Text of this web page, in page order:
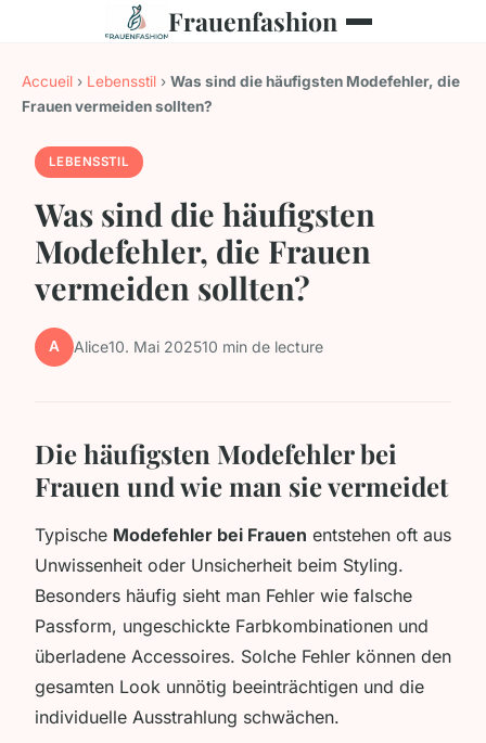
Frauenfashion
Accueil › Lebensstil › Was sind die häufigsten Modefehler, die
Frauen vermeiden sollten?
LEBENSSTIL
Was sind die häufigsten
Modefehler, die Frauen
vermeiden sollten?
A Alice10. Mai 202510 min de lecture
Die häufigsten Modefehler bei
Frauen und wie man sie vermeidet
Typische Modefehler bei Frauen entstehen oft aus
Unwissenheit oder Unsicherheit beim Styling.
Besonders häufig sieht man Fehler wie falsche
Passform, ungeschickte Farbkombinationen und
überladene Accessoires. Solche Fehler können den
gesamten Look unnötig beeinträchtigen und die
individuelle Ausstrahlung schwächen.